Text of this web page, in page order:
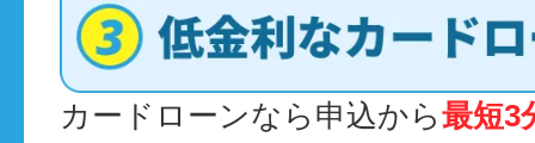
カードローンなら申込から最短3